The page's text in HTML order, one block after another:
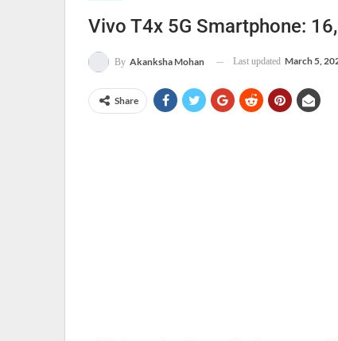
Vivo T4x 5G Smartphone:
By Akanksha Mohan Last updated March 5,
Share